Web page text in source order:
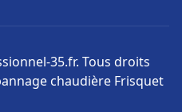
35.fr. Tous droits
chaudière Frisquet